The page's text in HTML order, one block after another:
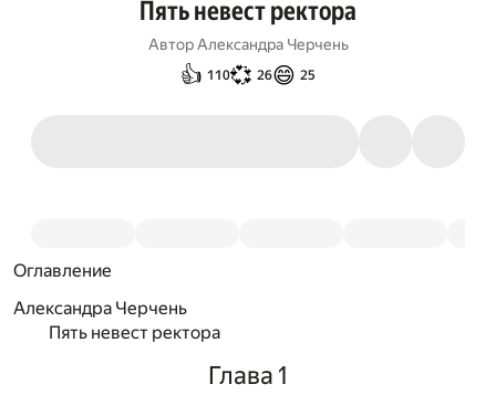
Пять невест ректора
Автор Александра Черчень
👍 110💞 26😄 25
Оглавление
Александра Черчень
Пять невест ректора
Глава 1